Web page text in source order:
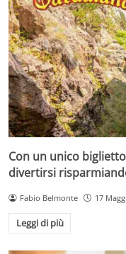
Con un unico
divertirsi
Fabio Belmonte 17
Leggi di più